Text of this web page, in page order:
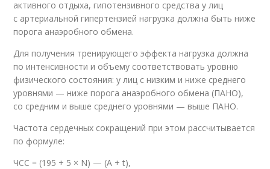
активного отдыха, гипотензивного средства у лиц
с артериальной гипертензией нагрузка должна быть ниже
порога анаэробного обмена.
Для получения тренирующего эффекта нагрузка должна
по интенсивности и объему соответствовать уровню
физического состояния: у лиц с низким и ниже среднего
уровнями — ниже порога анаэробного обмена (ПАНО),
со средним и выше среднего уровнями — выше ПАНО.
Частота сердечных сокращений при этом рассчитывается
по формуле:
ЧСС = (195 + 5 × N) — (A + t),